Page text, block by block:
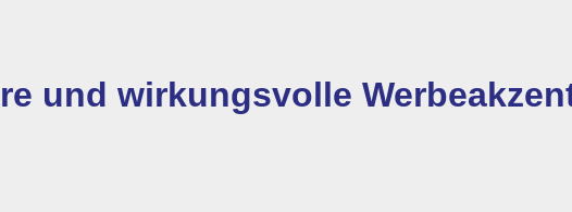
und wirkungsvolle